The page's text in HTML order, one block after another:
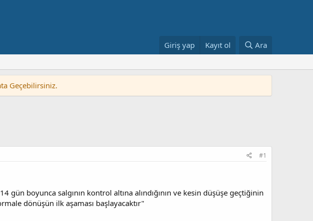
Giriş yap Kayıt ol Ara
Geçebilirsiniz.
#1
boyunca salgının kontrol altına alındığının ve kesin düşüşe geçtiğinin
dönüşün ilk aşaması başlayacaktır"